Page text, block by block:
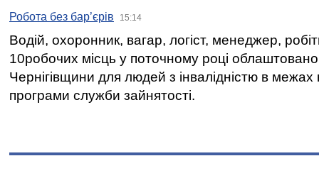
Робота без бар’єрів 15:14
Водій, охоронник, вагар, логіст, менеджер,
10робочих місць у поточному році
Чернігівщини для людей з інвалідністю в межах
програми служби зайнятості.